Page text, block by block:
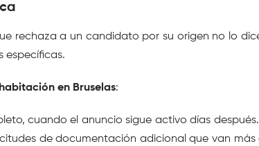
rechaza a un candidato por su origen no lo
específicas.
habitación en Bruselas:
cuando el anuncio sigue activo días
de documentación adicional que van